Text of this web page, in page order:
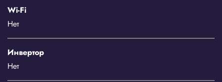
Wi-Fi
Нет
Инвертор
Нет